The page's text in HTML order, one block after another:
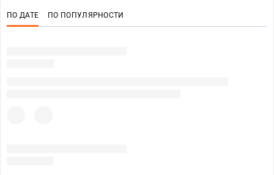
ПО ДАТЕ ПО ПОПУЛЯРНОСТИ